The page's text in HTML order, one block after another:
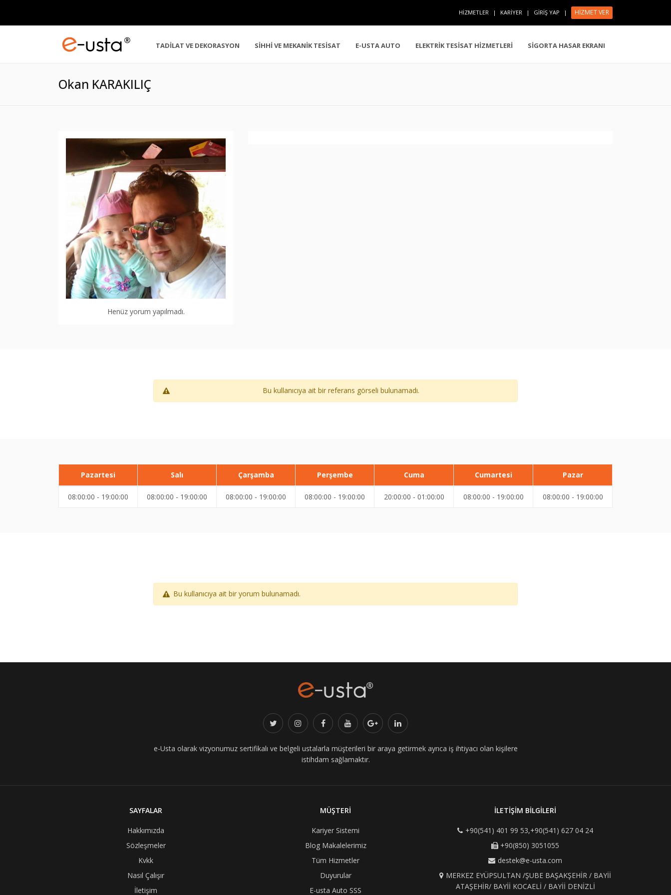
HİZMETLER | KARİYER | GİRİŞ YAP | HİZMET VER
TADİLAT VE DEKORASYON SİHHİ VE MEKANİK TESİSAT E-USTA AUTO ELEKTRİK TESİSAT HİZMETLERİ SİGORTA HASAR EKRANI
Okan KARAKILIÇ
Henüz yorum yapılmadı.
Bu kullanıcıya ait bir referans görseli bulunamadı.
Pazartesi Salı Çarşamba Perşembe Cuma Cumartesi Pazar
08:00:00 - 19:00:00 08:00:00 - 19:00:00 08:00:00 - 19:00:00 08:00:00 - 19:00:00 20:00:00 - 01:00:00 08:00:00 - 19:00:00 08:00:00 - 19:00:00
Bu kullanıcıya ait bir yorum bulunamadı.
e-Usta olarak vizyonumuz sertifikalı ve belgeli ustalarla müşterileri bir araya getirmek ayrıca iş ihtiyacı olan kişilere
istihdam sağlamaktır.
SAYFALAR
Hakkımızda
Sözleşmeler
Kvkk
Nasıl Çalışır
İletişim
MÜŞTERİ
Kariyer Sistemi
Blog Makalelerimiz
Tüm Hizmetler
Duyurular
E-usta Auto SSS
İLETİŞİM BİLGİLERİ
+90(541) 401 99 53,+90(541) 627 04 24
+90(850) 3051055
destek@e-usta.com
MERKEZ EYÜPSULTAN /ŞUBE BAŞAKŞEHİR / BAYİİ
ATAŞEHİR/ BAYİİ KOCAELİ / BAYİİ DENİZLİ